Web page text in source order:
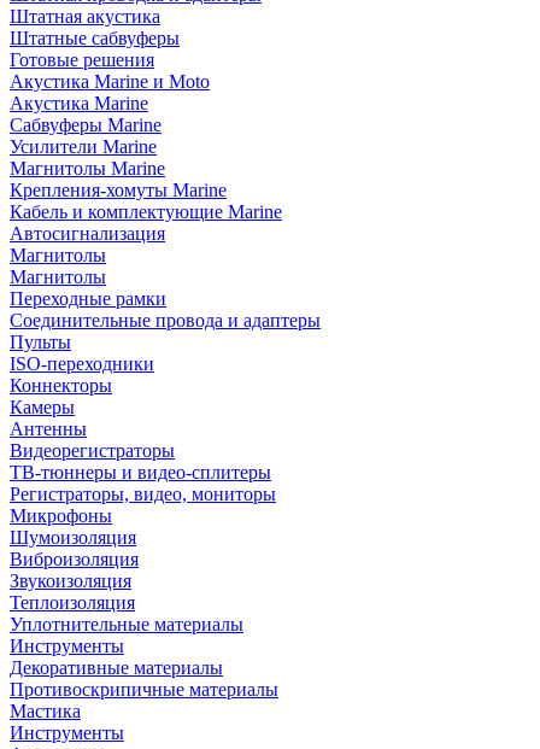
Штатная акустика
Штатные сабвуферы
Готовые решения
Акустика Marine и Moto
Акустика Marine
Сабвуферы Marine
Усилители Marine
Магнитолы Marine
Крепления-хомуты Marine
Кабель и комплектующие Marine
Автосигнализация
Магнитолы
Магнитолы
Переходные рамки
Соединительные провода и адаптеры
Пульты
ISO-переходники
Коннекторы
Камеры
Антенны
Видеорегистраторы
ТВ-тюннеры и видео-сплитеры
Регистраторы, видео, мониторы
Микрофоны
Шумоизоляция
Виброизоляция
Звукоизоляция
Теплоизоляция
Уплотнительные материалы
Инструменты
Декоративные материалы
Противоскрипичные материалы
Мастика
Инструменты